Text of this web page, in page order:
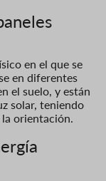
en el que se
en diferentes
el suelo, y están
solar, teniendo
orientación.